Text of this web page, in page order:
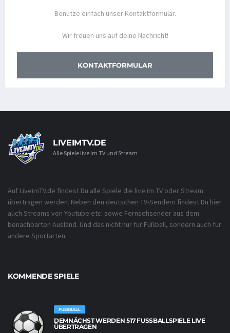
Benutze einfach unser Kontaktformular.
Wir freuen uns auf deine Nachricht!
KONTAKTFORMULAR
LIVEIMTV.DE
Alle Spiele live im TV und Stream
Auf LiveimTV.de findest Du alle Spiele die live im TV oder Stream
übertragen werden. Neben den deutschen TV-Sendern findest Du hier
auch Streams von Youtube etc. sowie Fernsehsender aus dem
benachbarten Ausland. Und das nicht nur für Fußball, sondern auch für
andere Sportarten.
KOMMENDE SPIELE
FUSSBALL
DEMNÄCHST WERDEN 517 FUSSBALLSPIELE LIVE Ü
BERTRAGEN